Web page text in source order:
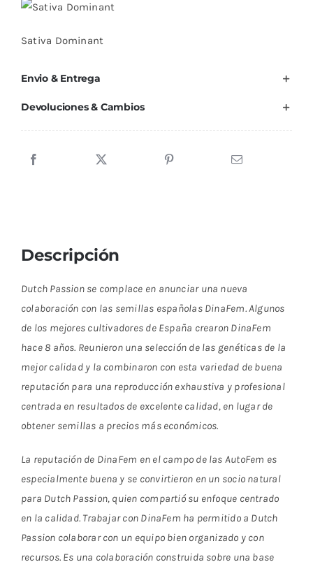
Sativa Dominant
Envio & Entrega
Devoluciones & Cambios
Descripción
Dutch Passion se complace en anunciar una nueva
colaboración con las semillas españolas DinaFem. Algunos
de los mejores cultivadores de España crearon DinaFem
hace 8 años. Reunieron una selección de las genéticas de la
mejor calidad y la combinaron con esta variedad de buena
reputación para una reproducción exhaustiva y profesional
centrada en resultados de excelente calidad, en lugar de
obtener semillas a precios más económicos.
La reputación de DinaFem en el campo de las AutoFem es
especialmente buena y se convirtieron en un socio natural
para Dutch Passion, quien compartió su enfoque centrado
en la calidad. Trabajar con DinaFem ha permitido a Dutch
Passion colaborar con un equipo bien organizado y con
recursos. Es una colaboración construida sobre una base